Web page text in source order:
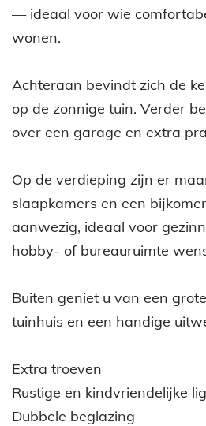
— ideaal voor wie
wonen.
Achteraan bevindt zich de
op de zonnige tuin. Verder
over een garage en extra
Op de verdieping zijn er
slaapkamers en een
aanwezig, ideaal voor
hobby- of bureauruimte
Buiten geniet u van een
tuinhuis en een handige
Extra troeven
Rustige en kindvriendelijke
Dubbele beglazing